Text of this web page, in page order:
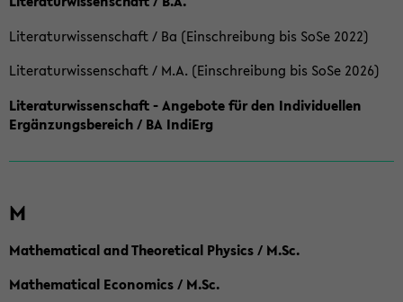
Literaturwissenschaft / Ba (Einschreibung bis SoSe 2022)
Literaturwissenschaft / M.A. (Einschreibung bis SoSe 2026)
Literaturwissenschaft - Angebote für den Individuellen
Ergänzungsbereich / BA IndiErg
M
Mathematical and Theoretical Physics / M.Sc.
Mathematical Economics / M.Sc.